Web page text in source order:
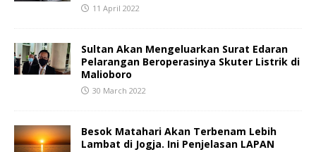
11 April 2022
Sultan Akan Mengeluarkan Surat Edaran
Pelarangan Beroperasinya Skuter Listrik di
Malioboro
30 March 2022
Besok Matahari Akan Terbenam Lebih
Lambat di Jogja. Ini Penjelasan LAPAN